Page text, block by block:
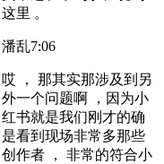
这里 。
潘乱7:06
哎 ， 那其实那涉及到另
外一个问题啊 ，因为小
红书就是我们刚才的确
是看到现场非常多那些
创作者 ， 非常的符合小